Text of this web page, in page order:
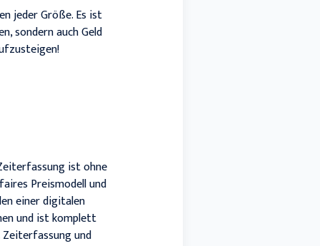
jeder Größe. Es ist
sondern auch Geld
ist ohne
Preismodell und
einer digitalen
und ist komplett
und